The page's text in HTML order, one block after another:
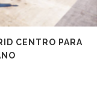
CENTRO PARA